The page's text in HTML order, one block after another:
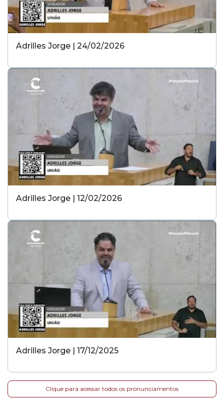
Adrilles Jorge | 24/02/2026
Adrilles Jorge | 12/02/2026
Adrilles Jorge | 17/12/2025
Clique para acessar todos os pronunciamentos